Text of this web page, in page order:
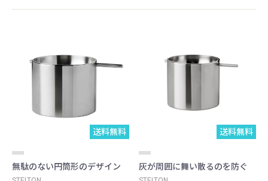
送料無料
無駄のない円筒形のデザイン
送料無料
灰が周囲に舞い散るのを防ぐ